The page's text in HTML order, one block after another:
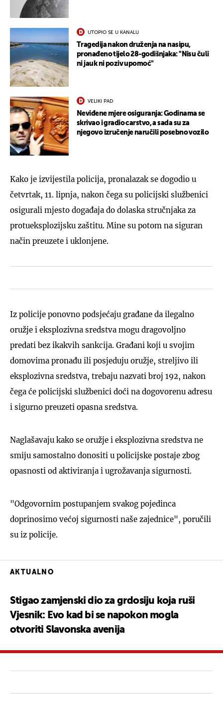
UTOPIO SE U KANALU
Tragedija nakon druženja na nasipu,
pronađeno tijelo 28-godišnjaka: "Nisu čuli
ni jauk ni poziv upomoć"
VELIKI PAD
Neviđene mjere osiguranja: Godinama se
skrivao i gradio carstvo, a sada su za
njegovo izručenje naručili posebno vozilo
Kako je izvijestila policija, pronalazak se dogodio u
četvrtak, 11. lipnja, nakon čega su policijski službenici
osigurali mjesto događaja do dolaska stručnjaka za
protueksplozijsku zaštitu. Mine su potom na siguran
način preuzete i uklonjene.
Iz policije ponovno podsjećaju građane da ilegalno
oružje i eksplozivna sredstva mogu dragovoljno
predati bez ikakvih sankcija. Građani koji u svojim
domovima pronađu ili posjeduju oružje, streljivo ili
eksplozivna sredstva, trebaju nazvati broj 192, nakon
čega će policijski službenici doći na dogovorenu adresu
i sigurno preuzeti opasna sredstva.
Naglašavaju kako se oružje i eksplozivna sredstva ne
smiju samostalno donositi u policijske postaje zbog
opasnosti od aktiviranja i ugrožavanja sigurnosti.
"Odgovornim postupanjem svakog pojedinca
doprinosimo većoj sigurnosti naše zajednice", poručili
su iz policije.
AKTUALNO
Stigao zamjenski dio za grdosiju koja ruši
Vjesnik: Evo kad bi se napokon mogla
otvoriti Slavonska avenija